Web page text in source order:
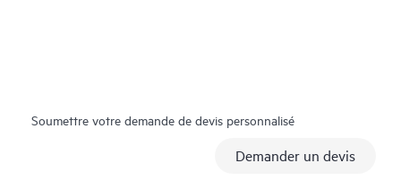
Soumettre votre demande de devis personnalisé
Demander un devis